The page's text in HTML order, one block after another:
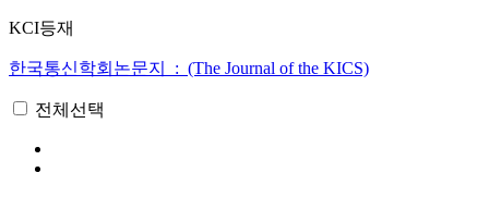
KCI등재
한국통신학회논문지 : (The Journal of the KICS)
전체선택